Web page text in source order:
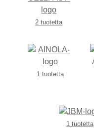
2 tuotetta
1 tuotetta
1 tuotetta